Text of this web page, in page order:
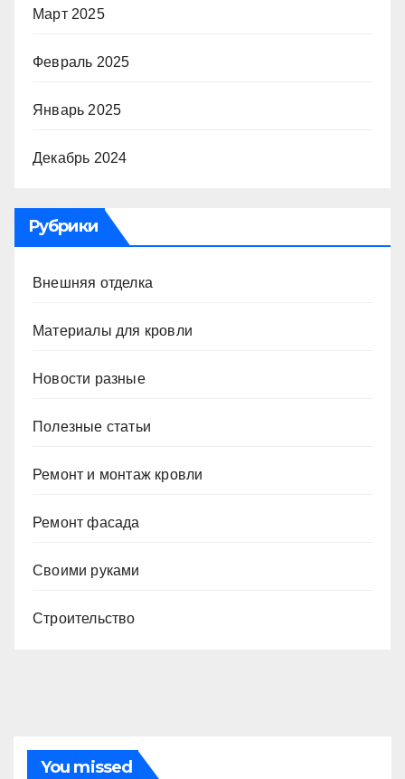
Март 2025
Февраль 2025
Январь 2025
Декабрь 2024
Рубрики
Внешняя отделка
Материалы для кровли
Новости разные
Полезные статьи
Ремонт и монтаж кровли
Ремонт фасада
Своими руками
Строительство
You missed